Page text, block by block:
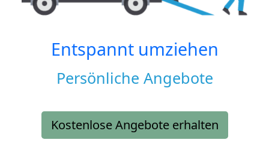
Entspannt umziehen
Persönliche Angebote
Kostenlose Angebote erhalten